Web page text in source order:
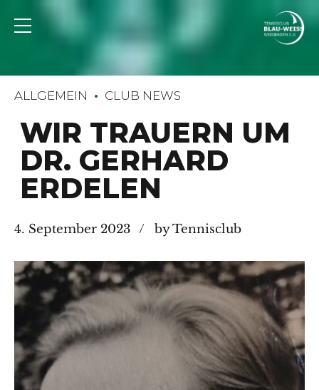
ALLGEMEIN CLUB NEWS
WIR TRAUERN UM
DR. GERHARD
ERDELEN
4. September 2023 by Tennisclub